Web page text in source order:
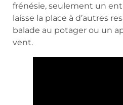
frénésie, seulement un
laisse la place à d’autres
balade au potager ou un
vent.